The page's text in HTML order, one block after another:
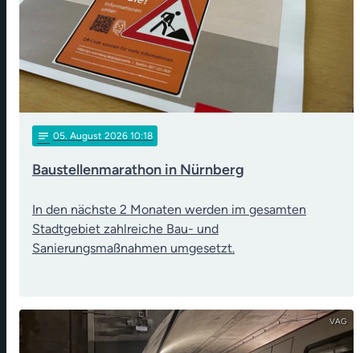
notes 05. August 2026 10:18
Baustellenmarathon in Nürnberg
In den nächste 2 Monaten werden im gesamten
Stadtgebiet zahlreiche Bau- und
Sanierungsmaßnahmen umgesetzt.
VAG